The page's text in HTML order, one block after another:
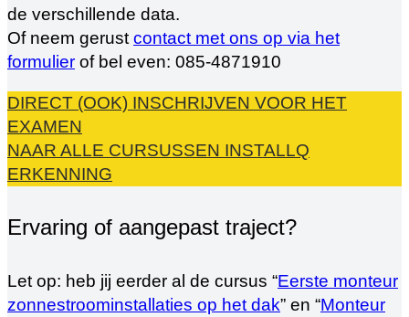
de verschillende data.
Of neem gerust contact met ons op via het
formulier of bel even: 085-4871910
DIRECT (OOK) INSCHRIJVEN VOOR HET
EXAMEN
NAAR ALLE CURSUSSEN INSTALLQ
ERKENNING
Ervaring of aangepast traject?
Let op: heb jij eerder al de cursus “Eerste monteur
zonnestroominstallaties op het dak” en “Monteur